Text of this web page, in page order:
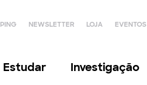
NEWSLETTER LOJA EVENTOS
Estudar Investigação